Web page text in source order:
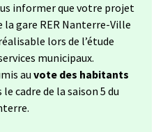
informer que votre projet
gare RER Nanterre-Ville
lors de l’étude
municipaux.
au vote des habitants
le cadre de la saison 5 du